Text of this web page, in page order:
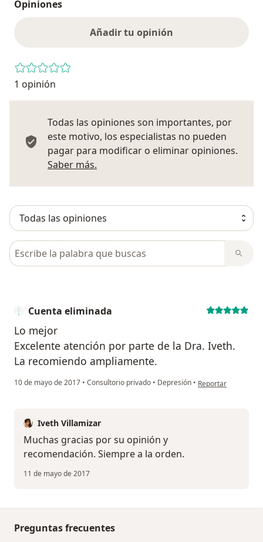
Opiniones
Añadir tu opinión
1 opinión
Todas las opiniones son importantes, por
este motivo, los especialistas no pueden
pagar para modificar o eliminar opiniones.
Saber más.
Busca en opiniones
Cuenta eliminada
Lo mejor
Excelente atención por parte de la Dra. Iveth.
La recomiendo ampliamente.
10 de mayo de 2017 • Consultorio privado • Depresión • en opinión del
Reportar
Iveth Villamizar
Muchas gracias por su opinión y
recomendación. Siempre a la orden.
11 de mayo de 2017
Preguntas frecuentes